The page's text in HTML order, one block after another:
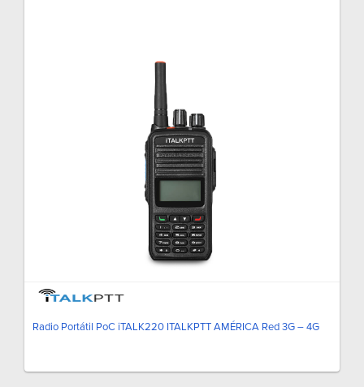
Radio Portátil PoC iTALK220 ITALKPTT AMÉRICA Red 3G – 4G